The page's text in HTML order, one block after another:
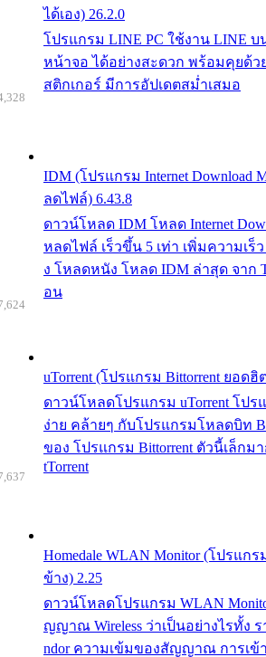
ได้เอง) 26.2.0
โปรแกรม LINE PC ใช้งาน LINE
หน้าจอ ได้อย่างสะดวก พร้อมคุยด้ว
สติกเกอร์ มีการอัปเดตสม่ำเสมอ
IDM (โปรแกรม Internet Download
ลดไฟล์) 6.43.8
ดาวน์โหลด IDM โหลด Internet
หลดไฟล์ เร็วขึ้น 5 เท่า เพิ่มความเร็
ง โหลดหนัง โหลด IDM ล่าสุด จาก
อน
uTorrent (โปรแกรม Bittorrent ยอด
ดาวน์โหลดโปรแกรม uTorrent โปร
ง่าย คล้ายๆ กับโปรแกรมโหลดบิท
ของ โปรแกรม Bittorrent ตัวนี้เล็กม
tTorrent
Homedale WLAN Monitor (โปรแ
ข้าง) 2.25
ดาวน์โหลดโปรแกรม WLAN
ญญาณ Wireless ว่าเป็นอย่างไรทั้ง
ndor ความเข้มของสัญญาณ การเข้า